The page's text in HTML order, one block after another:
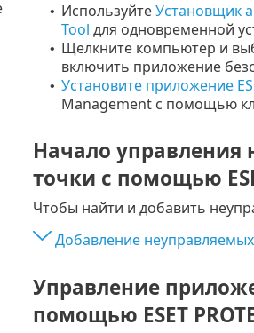
• ИспользуйтеУстановщик
Tool для одновременной
• Щелкните компьютер и
включить приложение
• Установите приложение
Management с помощью
Начало управления
точки с помощью
Чтобы найти и добавить
Добавление неуправляемых
Управление
помощью ESET